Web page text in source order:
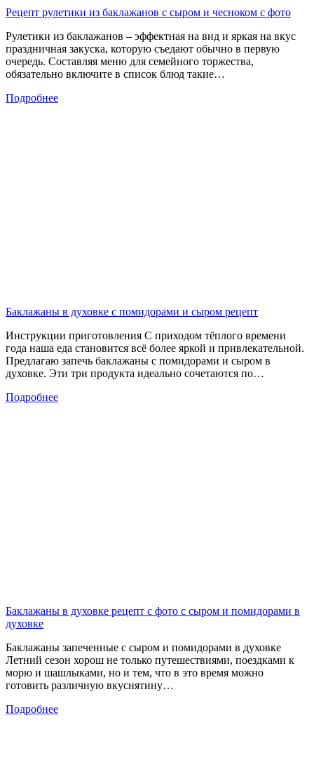
Рецепт рулетики из баклажанов с сыром и чесноком с фото
Рулетики из баклажанов – эффектная на вид и яркая на вкус
праздничная закуска, которую съедают обычно в первую
очередь. Составляя меню для семейного торжества,
обязательно включите в список блюд такие…
Подробнее
Баклажаны в духовке с помидорами и сыром рецепт
Инструкции приготовления С приходом тёплого времени
года наша еда становится всё более яркой и привлекательной.
Предлагаю запечь баклажаны с помидорами и сыром в
духовке. Эти три продукта идеально сочетаются по…
Подробнее
Баклажаны в духовке рецепт с фото с сыром и помидорами в
духовке
Баклажаны запеченные с сыром и помидорами в духовке
Летний сезон хорош не только путешествиями, поездками к
морю и шашлыками, но и тем, что в это время можно
готовить различную вкуснятину…
Подробнее